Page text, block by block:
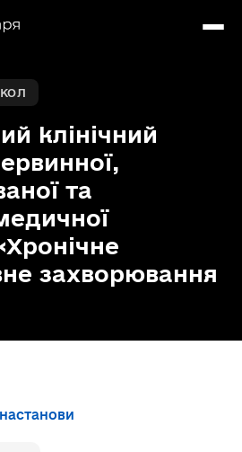
клінічний
та
захворювання
настанови